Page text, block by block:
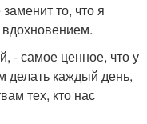
то, что я
- самое ценное, что у
делать каждый день,
тех, кто нас